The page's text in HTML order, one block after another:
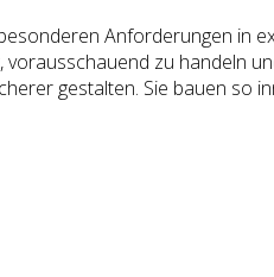
Anforderungen in
zu handeln
gestalten. Sie bauen